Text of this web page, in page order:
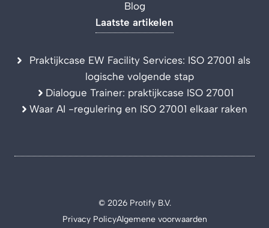
Blog
Laatste artikelen
Praktijkcase EW Facility Services: ISO 27001 als
logische volgende stap
Dialogue Trainer: praktijkcase ISO 27001
Waar AI -regulering en ISO 27001 elkaar raken
© 2026 Protify B.V.
Privacy PolicyAlgemene voorwaarden